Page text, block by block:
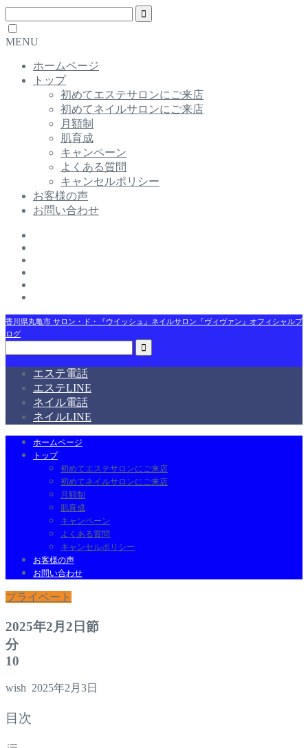
MENU
ホームページ
トップ
初めてエステサロンにご来店
初めてネイルサロンにご来店
月額制
肌育成
キャンペーン
よくある質問
キャンセルポリシー
お客様の声
お問い合わせ
香川県丸亀市 サロン・ド・『ウイッシュ』ネイルサロン『ヴィヴァン』オフィシャルブ
ログ
エステ電話
エステLINE
ネイル電話
ネイルLINE
ホームページ
トップ
初めてエステサロンにご来店
初めてネイルサロンにご来店
月額制
肌育成
キャンペーン
よくある質問
キャンセルポリシー
お客様の声
お問い合わせ
プライベート
2025年2月2日節
wish 2025年2月3日
目次